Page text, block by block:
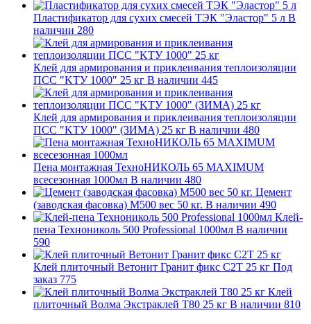
Пластификатор для сухих смесей ТЭК "Эластор" 5 л В
наличии 280
Клей для армирования и приклеивания теплоизоляции
ПСС "KTУ 1000" 25 кг В наличии 445
Клей для армирования и приклеивания теплоизоляции
ПСС "KTУ 1000" (ЗИМА) 25 кг В наличии 480
Пена монтажная ТехноНИКОЛЬ 65 MAXIMUM
всесезонная 1000мл В наличии 480
Цемент
(заводская фасовка) М500 вес 50 кг. В наличии 490
Клей-
пена Технониколь 500 Professional 1000мл В наличии
590
Клей плиточный Ветонит Гранит фикс С2Т 25 кг Под
заказ 775
Клей
плиточный Волма Экстраклей Т80 25 кг В наличии 810